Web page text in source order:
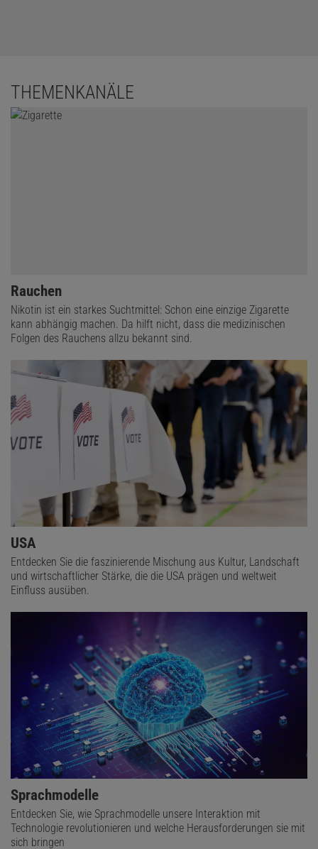
THEMENKANÄLE
Rauchen
Nikotin ist ein starkes Suchtmittel: Schon eine einzige Zigarette
kann abhängig machen. Da hilft nicht, dass die medizinischen
Folgen des Rauchens allzu bekannt sind.
USA
Entdecken Sie die faszinierende Mischung aus Kultur, Landschaft
und wirtschaftlicher Stärke, die die USA prägen und weltweit
Einfluss ausüben.
Sprachmodelle
Entdecken Sie, wie Sprachmodelle unsere Interaktion mit
Technologie revolutionieren und welche Herausforderungen sie mit
sich bringen